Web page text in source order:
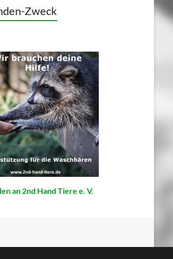
Zweck
an 2nd Hand Tiere e. V.